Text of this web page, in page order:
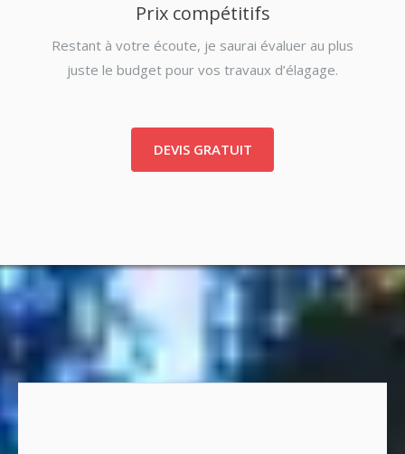
Prix compétitifs
Restant à votre écoute, je saurai évaluer au plus
juste le budget pour vos travaux d’élagage.
DEVIS GRATUIT